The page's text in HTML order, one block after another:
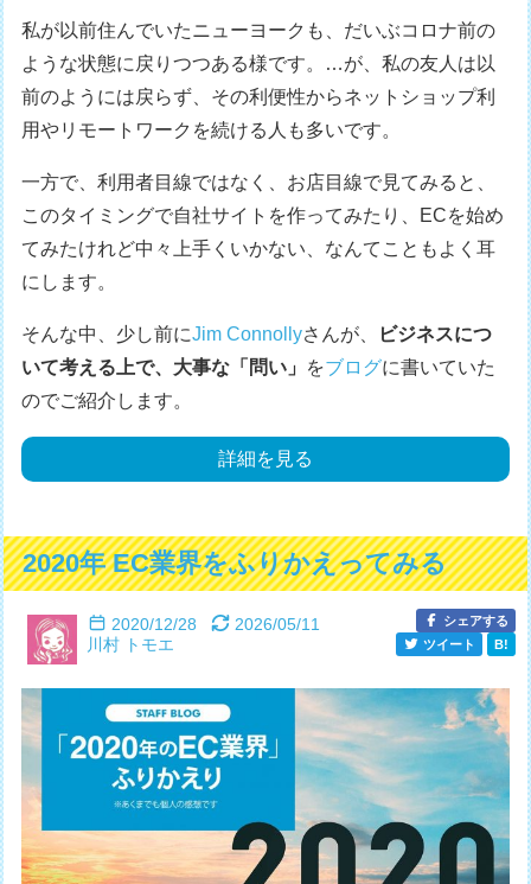
私が以前住んでいたニューヨークも、だいぶコロナ前の
ような状態に戻りつつある様です。…が、私の友人は以
前のようには戻らず、その利便性からネットショップ利
用やリモートワークを続ける人も多いです。
一方で、利用者目線ではなく、お店目線で見てみると、
このタイミングで自社サイトを作ってみたり、ECを始め
てみたけれど中々上手くいかない、なんてこともよく耳
にします。
そんな中、少し前にJim Connollyさんが、
ビジネスにつ
いて考える上で、大事な「問い」 をブログに書いていた
のでご紹介します。
詳細を見る
2020年 EC業界をふりかえってみる
2020/12/28
2026/05/11
川村 トモエ
シェアする
ツイート
B!